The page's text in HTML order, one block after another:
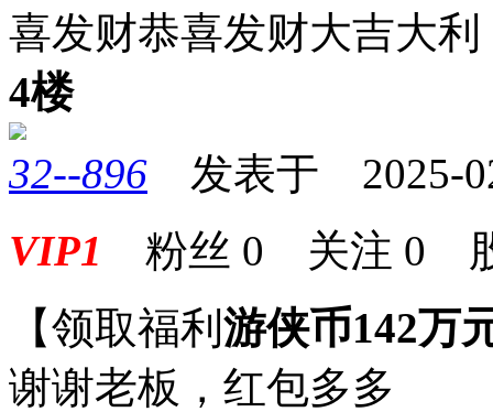
喜发财恭喜发财大吉大
4楼
32--896 发表于 2025-
VIP1 粉丝 0 关注 0
【领取福利 游侠币142万
谢谢老板，红包多多